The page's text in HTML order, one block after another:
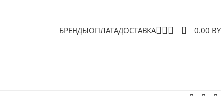
БРЕНДЫОПЛАТАДОСТАВКА 0.00